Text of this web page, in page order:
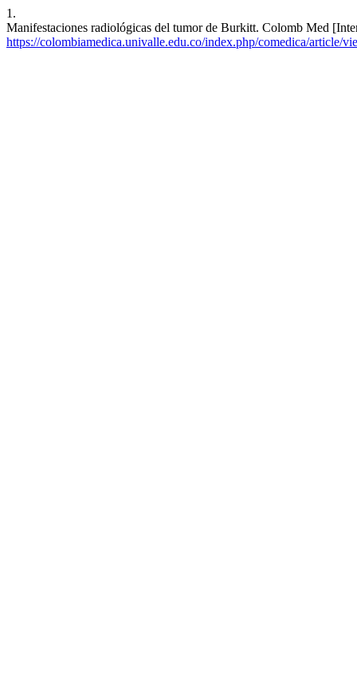
1.
Manifestaciones radiológicas del tumor de Burkitt. Colomb Med
https://colombiamedica.univalle.edu.co/index.php/comedica/article/